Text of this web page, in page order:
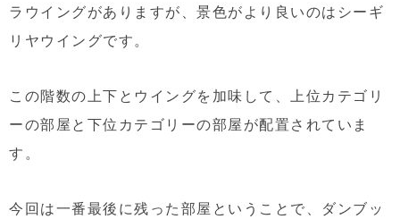
ラウイングがありますが、景色がより良いのはシーギ
リヤウイングです。
この階数の上下とウイングを加味して、上位カテゴリ
ーの部屋と下位カテゴリーの部屋が配置されていま
す。
今回は一番最後に残った部屋ということで、ダンブッ